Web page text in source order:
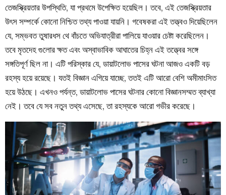
তেজস্ক্রিয়তার উপস্থিতি, যা প্রথমে উপেক্ষিত হয়েছিল। তবে, এই তেজস্ক্রিয়তার
উৎস সম্পর্কে কোনো নিশ্চিত তথ্য পাওয়া যায়নি। গবেষকরা এই তত্ত্বও দিয়েছিলেন
যে, সম্ভবত তুষারধস থে বাঁচতে অভিযাত্রীরা পালিয়ে যাওয়ার চেষ্টা করেছিলেন।
তবে মৃতদেহ গুলোর ক্ষত এবং অস্বাভাবিক আঘাতের চিহ্ন এই তত্ত্বের সঙ্গে
সঙ্গতিপূর্ণ ছিল না। এটি পরিস্কার যে, ডায়াটলোভ পাসের ঘটনা আজও একটি বড়
রহস্য হয়ে রয়েছে। যতই বিজ্ঞান এগিয়ে যাচ্ছে, ততই এটি আরো বেশি অমীমাংসিত
হয়ে উঠছে। এখনও পর্যন্ত, ডায়াটলোভ পাসের ঘটনার কোনো বিজ্ঞানসম্মত ব্যাখ্যা
নেই। তবে যে সব নতুন তথ্য এসেছে, তা রহস্যকে আরো গভীর করেছে।